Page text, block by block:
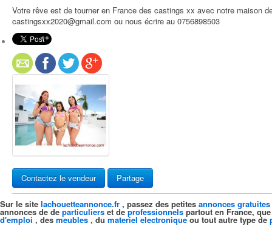
Votre rêve est de tourner en France des castings xx avec notre maison
castingsxx2020@gmail.com ou nous écrire au 0756898503
Contactez le vendeur Partage
Sur le site lachouetteannonce.fr , passez des petites annonces gratuites
annonces de de particuliers et deprofessionnels partout en France,
d'emploi , des meubles , du materiel electroniqueou tout autre type de